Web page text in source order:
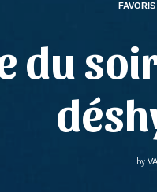
FAVORIS
du
by